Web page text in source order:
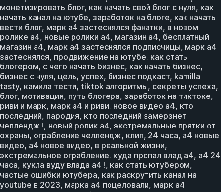
монетизировать блог, как начать свой блог с нуля, как
начать канал на ютубе, заработок на блоге, как начать
вести блог, марк а4 застеснялся фанатки, в новом
ролике а4, новые ролики а4, магазин а4, бесплатный
магазин а4, марк а4 застеснялся подписчицы, марк а4
застеснялся, продвижение на ютубе, как стать
блогером, с чего начать бизнес, как начать бизнес,
бизнес с нуля, цель, успех, бизнес подкаст, kamilla
tasty, камила тести, tiktok алгоритмы, секреты успеха,
блог, мотивация, путь блогера, заработок на тиктоке,
риви и марк, марк а4 и риви, новое видео а4, кто
последний, пародия, кто последний замерзнет
челлендж !, новый ролик а4, экстремальные прятки от
охраны, ограбление челлендж, клип, 24 часа, а4 новые
видео, а4 новое видео, в реальной жизни,
экстремальное ограбление, куда пропал влад а4, а4 24
часа, кукла вуду влада а4 !, как стать ютубером,
частые ошибки ютубера, как раскрутить канал на
youtube в 2023, марка а4 поцеловали, марк а4